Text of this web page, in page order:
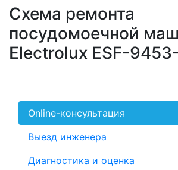
Схема ремонта
посудомоечной
Electrolux ESF-
Online-консультация
Выезд инженера
Диагностика и оценка